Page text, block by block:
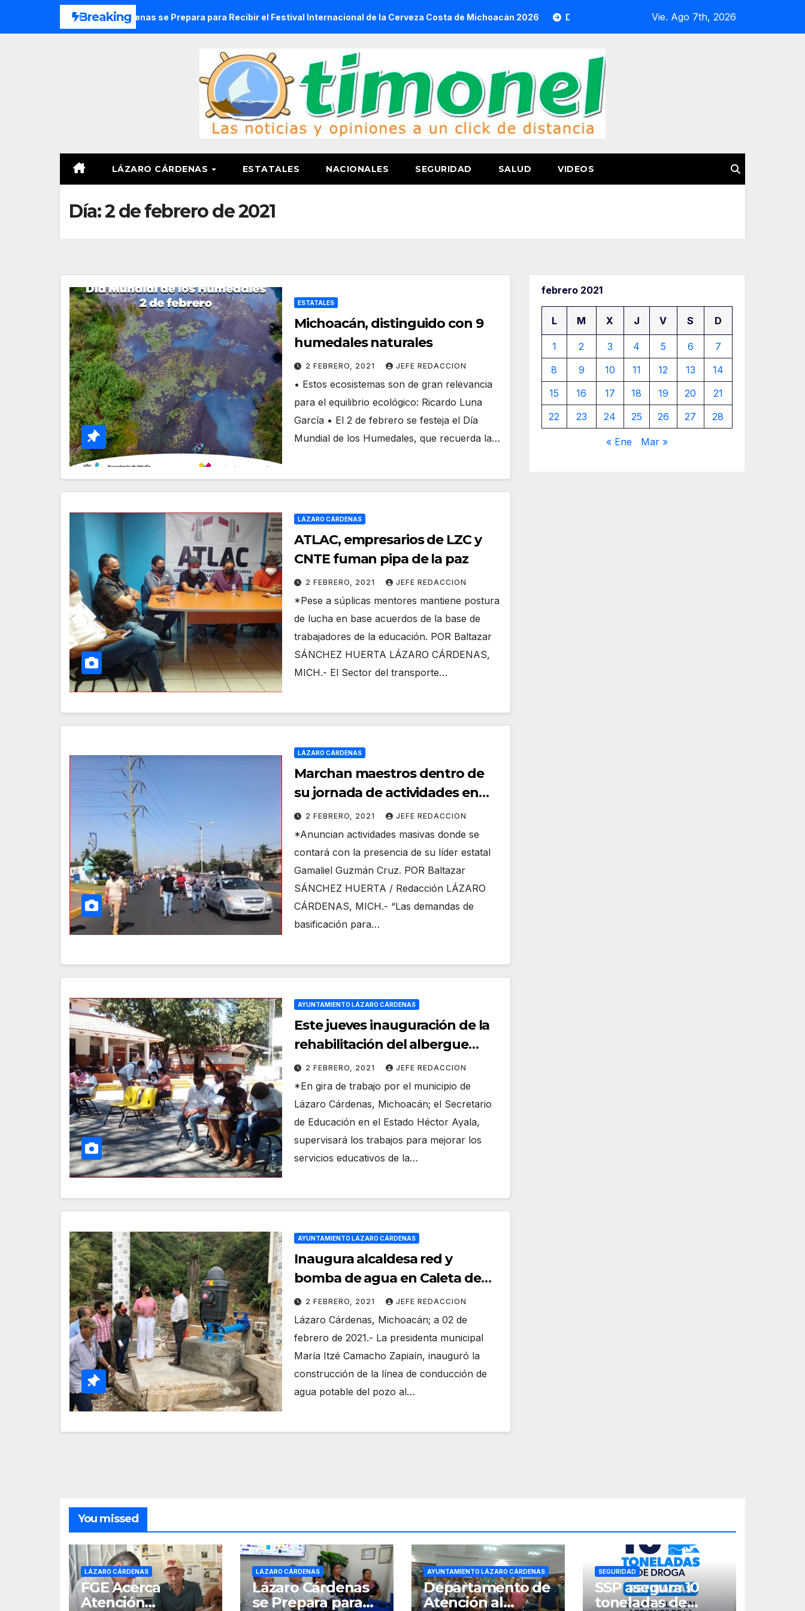
Breaking
Lázaro Cárdenas se Prepara para Recibir el Festival Internacional de la Cerveza Costa de Michoacán 2026 Departamento de Atención al Migrante Acerca Trámite de
Vie. Ago 7th, 2026
LÁZARO CÁRDENAS ESTATALES NACIONALES SEGURIDAD SALUD VIDEOS
Día:2 de febrero de 2021
ESTATALES
Michoacán, distinguido con 9
humedales naturales
2 FEBRERO, 2021 JEFE REDACCION
• Estos ecosistemas son de gran relevancia
para el equilibrio ecológico: Ricardo Luna
García • El 2 de febrero se festeja el Día
Mundial de los Humedales, que recuerda la…
LÁZARO CÁRDENAS
ATLAC, empresarios de LZC y
CNTE fuman pipa de la paz
2 FEBRERO, 2021 JEFE REDACCION
*Pese a súplicas mentores mantiene postura
de lucha en base acuerdos de la base de
trabajadores de la educación. POR Baltazar
SÁNCHEZ HUERTA LÁZARO CÁRDENAS,
MICH.- El Sector del transporte…
LÁZARO CÁRDENAS
Marchan maestros dentro de
su jornada de actividades en
Lázaro Cárdenas
2 FEBRERO, 2021 JEFE REDACCION
*Anuncian actividades masivas donde se
contará con la presencia de su líder estatal
Gamaliel Guzmán Cruz. POR Baltazar
SÁNCHEZ HUERTA / Redacción LÁZARO
CÁRDENAS, MICH.- “Las demandas de
basificación para…
AYUNTAMIENTO LÁZARO CÁRDENAS
Este jueves inauguración de la
rehabilitación del albergue
escolar rural Lázaro Cárdenas
en La Mira
2 FEBRERO, 2021 JEFE REDACCION
*En gira de trabajo por el municipio de
Lázaro Cárdenas, Michoacán; el Secretario
de Educación en el Estado Héctor Ayala,
supervisará los trabajos para mejorar los
servicios educativos de la…
AYUNTAMIENTO LÁZARO CÁRDENAS
Inaugura alcaldesa red y
bomba de agua en Caleta de
Campos
2 FEBRERO, 2021 JEFE REDACCION
Lázaro Cárdenas, Michoacán; a 02 de
febrero de 2021.- La presidenta municipal
María Itzé Camacho Zapiaín, inauguró la
construcción de la línea de conducción de
agua potable del pozo al…
febrero 2021
L M X J V S D
1 2 3 4 5 6
7
8
9 10 11 12 13
14
15
16 17 18 19 20
21
22
23 24 25 26 27 28
« Ene Mar »
You missed
LÁZARO CÁRDENAS
FGE Acerca
Atención
LÁZARO CÁRDENAS
Lázaro Cárdenas
se Prepara para
AYUNTAMIENTO LÁZARO CÁRDENAS
Departamento de
Atención al
SEGURIDAD
SSP asegura 10
toneladas de